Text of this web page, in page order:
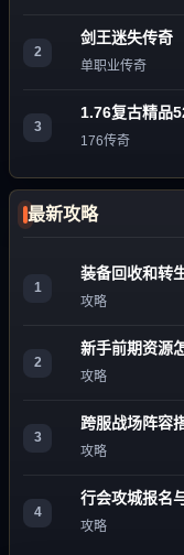
2
剑王迷失传奇
单职业传奇
3
1.76复古精品
176传奇
最新攻略
1
装备回收和转
攻略
2
新手前期资源
攻略
3
跨服战场阵容
攻略
4
行会攻城报名
攻略